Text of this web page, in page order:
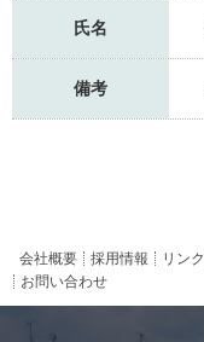
氏名
備考
会社概要 採用情報 リンク
お問い合わせ